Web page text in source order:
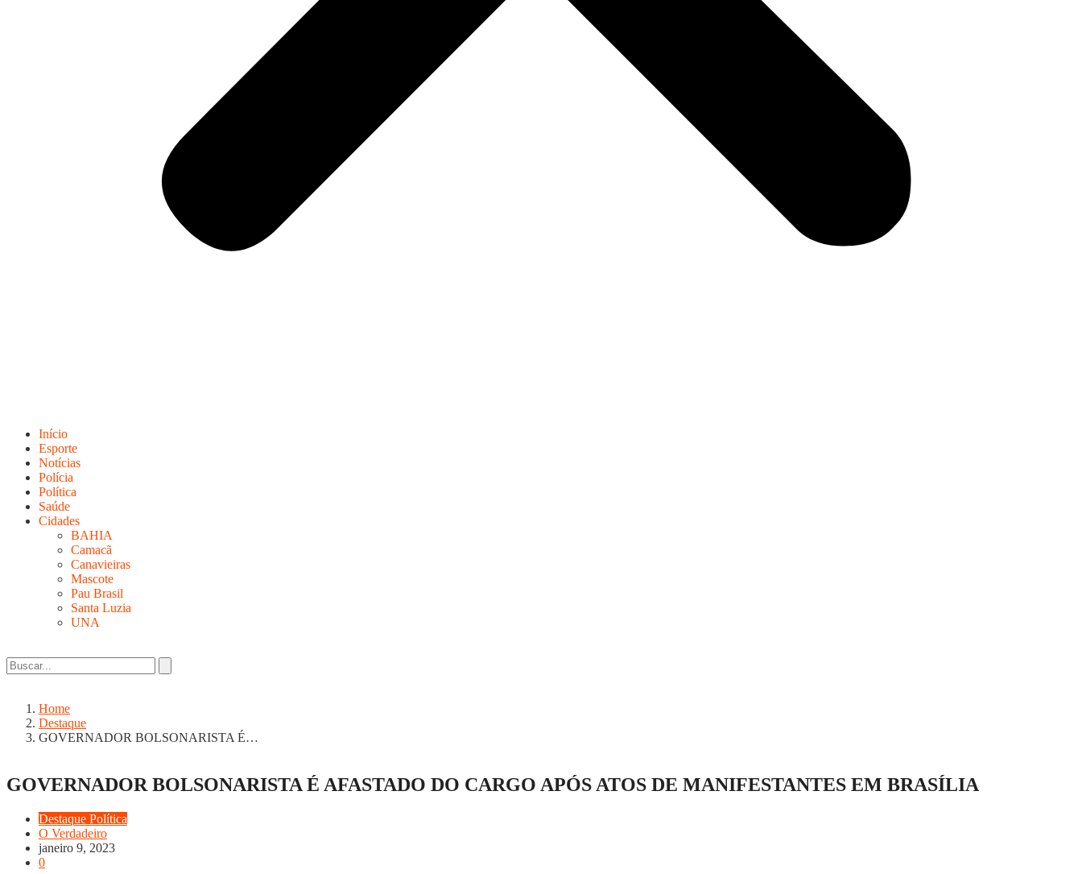
Início
Esporte
Notícias
Polícia
Política
Saúde
Cidades
BAHIA
Camacã
Canavieiras
Mascote
Pau Brasil
Santa Luzia
UNA
Home
Destaque
GOVERNADOR BOLSONARISTA É…
GOVERNADOR BOLSONARISTA É AFASTADO DO CARGO APÓS ATOS DE MANIFESTANTES EM BRASÍLIA
Destaque Política
O Verdadeiro
janeiro 9, 2023
0